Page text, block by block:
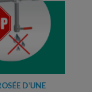
D'UNE